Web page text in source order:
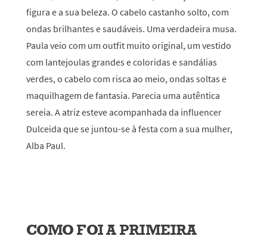
figura e a sua beleza. O cabelo castanho solto, com
ondas brilhantes e saudáveis. Uma verdadeira musa.
Paula veio com um outfit muito original, um vestido
com lantejoulas grandes e coloridas e sandálias
verdes, o cabelo com risca ao meio, ondas soltas e
maquilhagem de fantasia. Parecia uma autêntica
sereia. A atriz esteve acompanhada da influencer
Dulceida que se juntou-se à festa com a sua mulher,
Alba Paul.
COMO FOI A PRIMEIRA